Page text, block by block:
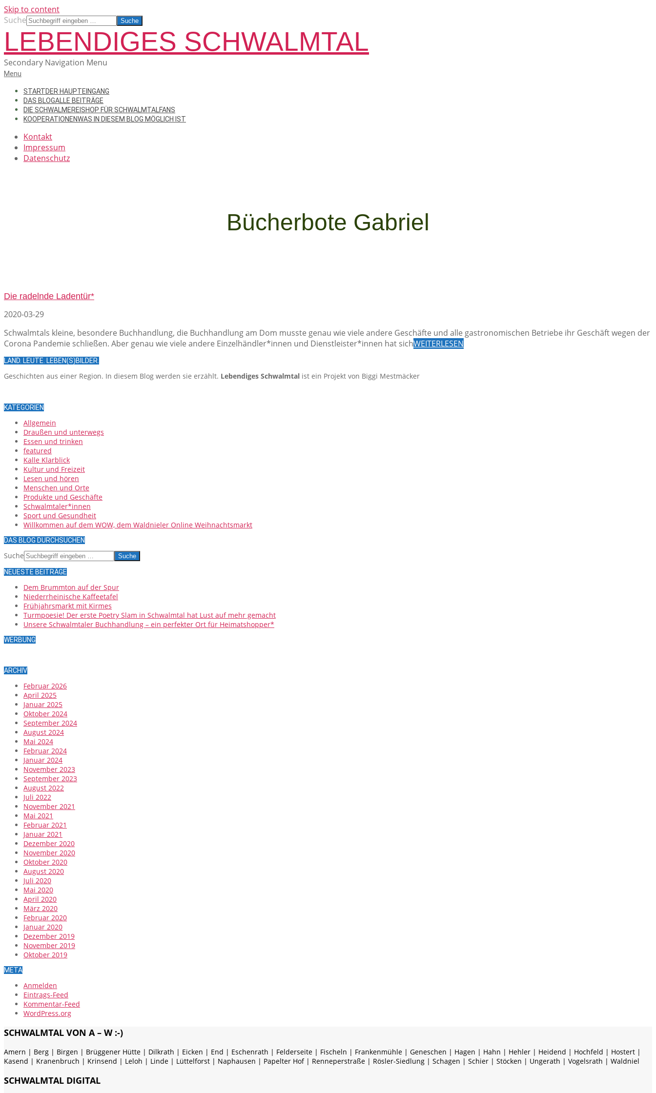
Skip to content
Suche
LEBENDIGES SCHWALMTAL
Secondary Navigation Menu
Menu
STARTDER HAUPTEINGANG
DAS BLOGALLE BEITRÄGE
DIE SCHWALMEREI SHOP FÜR SCHWALMTALFANS
KOOPERATIONENWAS IN DIESEM BLOG MÖGLICH IST
Kontakt
Impressum
Datenschutz
Bücherbote Gabriel
Die radelnde Ladentür*
2020-03-29
Schwalmtals kleine, besondere Buchhandlung, die Buchhandlung am Dom musste genau wie viele andere Geschäfte und alle gastronomischen Betriebe ihr Geschäft wegen der
Corona Pandemie schließen. Aber genau wie viele andere Einzelhändler*innen und Dienstleister*innen hat sichWEITERLESEN
LAND. LEUTE. LEBEN(S)BILDER.
Geschichten aus einer Region. In diesem Blog werden sie erzählt. Lebendiges Schwalmtal ist ein Projekt von Biggi Mestmäcker
KATEGORIEN
Allgemein
Draußen und unterwegs
Essen und trinken
featured
Kalle Klarblick
Kultur und Freizeit
Lesen und hören
Menschen und Orte
Produkte und Geschäfte
Schwalmtaler*innen
Sport und Gesundheit
Willkommen auf dem WOW, dem Waldnieler Online Weihnachtsmarkt
DAS BLOG DURCHSUCHEN
Suche
NEUESTE BEITRÄGE
Dem Brummton auf der Spur
Niederrheinische Kaffeetafel
Frühjahrsmarkt mit Kirmes
Turmpoesie! Der erste Poetry Slam in Schwalmtal hat Lust auf mehr gemacht
Unsere Schwalmtaler Buchhandlung – ein perfekter Ort für Heimatshopper*
WERBUNG
ARCHIV
Februar 2026
April 2025
Januar 2025
Oktober 2024
September 2024
August 2024
Mai 2024
Februar 2024
Januar 2024
November 2023
September 2023
August 2022
Juli 2022
November 2021
Mai 2021
Februar 2021
Januar 2021
Dezember 2020
November 2020
Oktober 2020
August 2020
Juli 2020
Mai 2020
April 2020
März 2020
Februar 2020
Januar 2020
Dezember 2019
November 2019
Oktober 2019
META
Anmelden
Eintrags-Feed
Kommentar-Feed
WordPress.org
SCHWALMTAL VON A – W :-)
Amern | Berg | Birgen | Brüggener Hütte | Dilkrath | Eicken | End | Eschenrath | Felderseite | Fischeln | Frankenmühle | Geneschen | Hagen | Hahn | Hehler | Heidend | Hochfeld | Hostert |
Kasend | Kranenbruch | Krinsend | Leloh | Linde | Lüttelforst | Naphausen | Papelter Hof | Renneperstraße | Rösler-Siedlung | Schagen | Schier | Stöcken | Ungerath | Vogelsrath | Waldniel
SCHWALMTAL DIGITAL